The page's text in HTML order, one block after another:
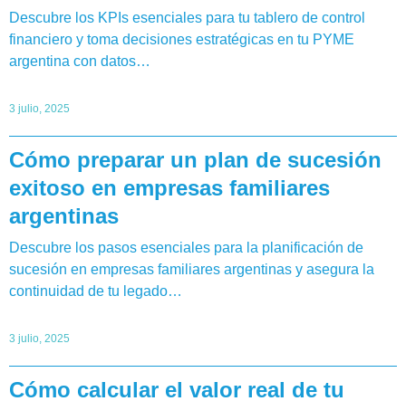
Descubre los KPIs esenciales para tu tablero de control
financiero y toma decisiones estratégicas en tu PYME
argentina con datos…
3 julio, 2025
Cómo preparar un plan de sucesión
exitoso en empresas familiares
argentinas
Descubre los pasos esenciales para la planificación de
sucesión en empresas familiares argentinas y asegura la
continuidad de tu legado…
3 julio, 2025
Cómo calcular el valor real de tu